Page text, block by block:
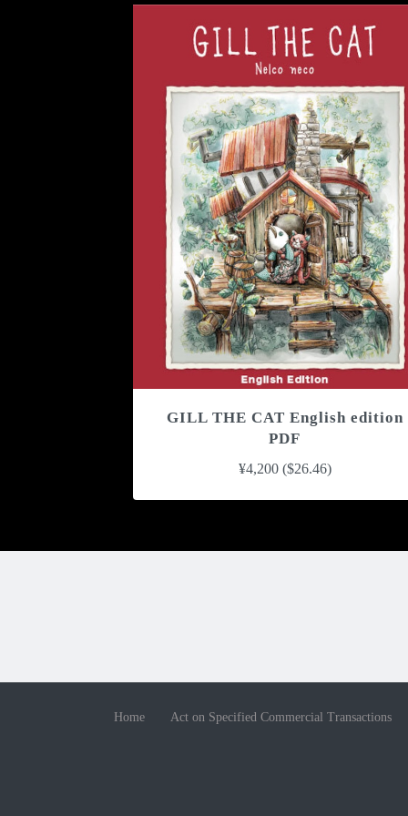
GILL THE CAT English edition
PDF
¥4,200 ($26.46)
Home Act on Specified Commercial Transactions